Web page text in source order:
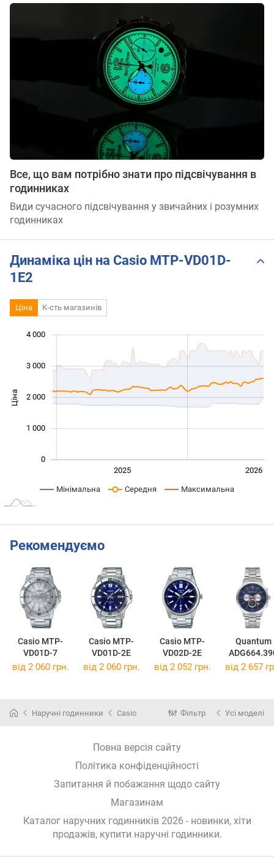
Все, що вам потрібно знати про підсвічування в
годинниках
Види сучасного підсвічування у звичайних і розумних
годинниках
Динаміка цін на Casio MTP-VD01D-
1E2
Ціна К-сть магазинів
Ціна 1 000
0
1 000
2 000
3 000
4 000
2025 2026
Мінімальна Середня Максимальна
Рекомендуємо
Casio MTP-
VD01D-7
Casio MTP-
VD01D-2E
Casio MTP-
VD02D-2E
Quantum
від 2 060 грн. від 2 060 грн. від 2 052 грн. від 2 657
Наручні годинники Casio Фільтр Усі моделі
Повна версія сайту
Політика конфіденційності
Запитання й побажання щодо сайту
Магазинам
Каталог наручних годинників 2026 - новинки, хіти
продажів, купити наручні годинники.